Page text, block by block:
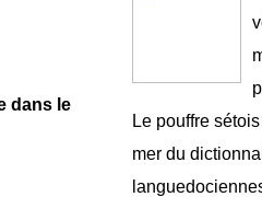
dans le
Le pouffre
mer du